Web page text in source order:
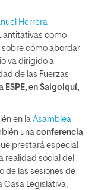
Herrera
como
cómo abordar
va dirigido a
de las Fuerzas
ESPE, en Salgolquí,
en la Asamblea
una conferencia
prestará especial
realidad social del
de las sesiones de
Legislativa,